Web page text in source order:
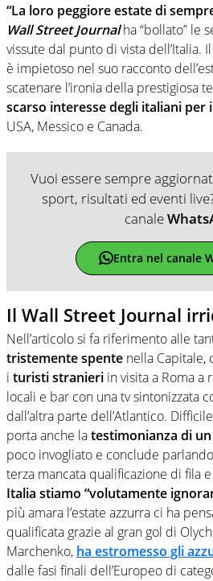
“La loro peggiore estate di
Wall Street Journal ha “bollato” le
vissute dal punto di vista dell’Italia.
è impietoso nel suo racconto
scatenare l’ironia della prestigiosa
scarso interesse degli italiani per
USA, Messico e Canada.
Vuoi essere sempre
sport, risultati ed eventi
canale
Entra nel canale
Il Wall Street Journal
Nell’articolo si fa riferimento alle
tristemente spente nella Capitale,
i turisti stranieri in visita a Roma a
locali e bar con una tv sintonizzata
dall’altra parte dell’Atlantico.
porta anche latestimonianza di
poco invogliato e conclude
terza mancata qualificazione di fila
Italia stiamo “volutamente
più amara l’estate azzurra ci ha
qualificata grazie al gran gol di
Marchenko, ha estromesso gli
dalle fasi finali dell’Europeo di